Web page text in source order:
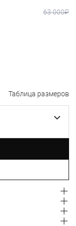
63 000₽
Таблица размеров